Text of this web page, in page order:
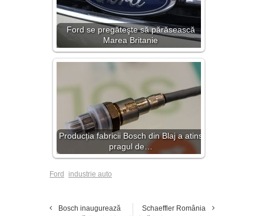
Ford se pregăteşte să părăsească
Marea Britanie
Producția fabricii Bosch din Blaj a atins
pragul de…
Ford industrie auto
Bosch inaugurează
Schaeffler România